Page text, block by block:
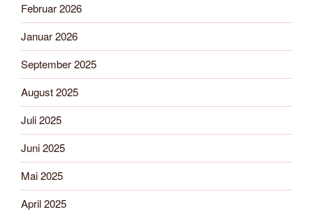
Februar 2026
Januar 2026
September 2025
August 2025
Juli 2025
Juni 2025
Mai 2025
April 2025